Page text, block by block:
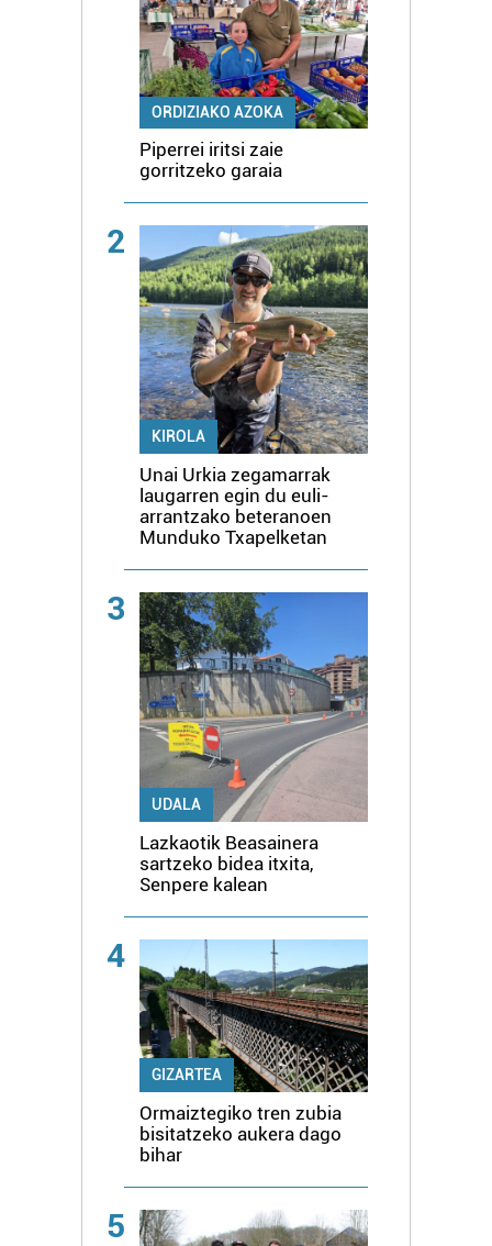
ORDIZIAKO AZOKA
Piperrei iritsi zaie
gorritzeko garaia
2
KIROLA
Unai Urkia zegamarrak
laugarren egin du euli-
arrantzako beteranoen
Munduko Txapelketan
3
UDALA
Lazkaotik Beasainera
sartzeko bidea itxita,
Senpere kalean
4
GIZARTEA
Ormaiztegiko tren zubia
bisitatzeko aukera dago
bihar
5